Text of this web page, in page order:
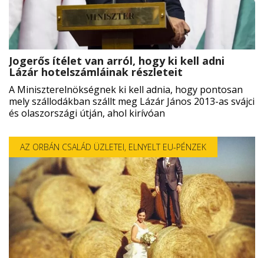
Jogerős ítélet van arról, hogy ki kell adni
Lázár hotelszámláinak részleteit
A Miniszterelnökségnek ki kell adnia, hogy pontosan
mely szállodákban szállt meg Lázár János 2013-as svájci
és olaszországi útján, ahol kirívóan
AZ ORBÁN CSALÁD ÜZLETEI, ELNYELT EU-PÉNZEK